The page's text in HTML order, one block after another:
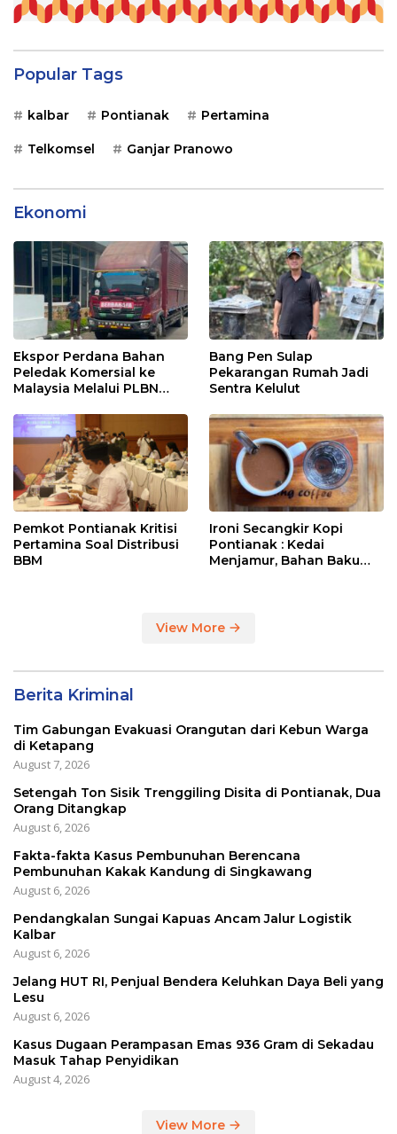
Popular Tags
kalbar Pontianak Pertamina
Telkomsel Ganjar Pranowo
Ekonomi
Ekspor Perdana Bahan
Peledak Komersial ke
Malaysia Melalui PLBN
Bang Pen Sulap
Pekarangan Rumah Jadi
Sentra Kelulut
Pemkot Pontianak Kritisi
Pertamina Soal Distribusi
BBM
Ironi Secangkir Kopi
Pontianak : Kedai
Menjamur, Bahan Baku
View More
Berita Kriminal
Tim Gabungan Evakuasi Orangutan dari Kebun Warga
di Ketapang
August 7, 2026
Setengah Ton Sisik Trenggiling Disita di Pontianak, Dua
Orang Ditangkap
August 6, 2026
Fakta-fakta Kasus Pembunuhan Berencana
Pembunuhan Kakak Kandung di Singkawang
August 6, 2026
Pendangkalan Sungai Kapuas Ancam Jalur Logistik
Kalbar
August 6, 2026
Jelang HUT RI, Penjual Bendera Keluhkan Daya Beli yang
Lesu
August 6, 2026
Kasus Dugaan Perampasan Emas 936 Gram di Sekadau
Masuk Tahap Penyidikan
August 4, 2026
View More